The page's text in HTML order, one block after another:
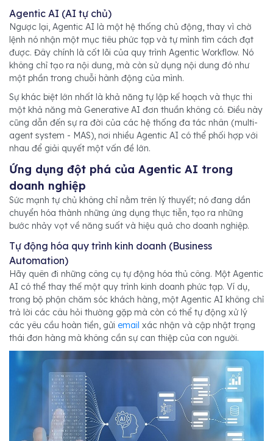
Agentic AI (AI tự chủ)
Ngược lại, Agentic AI là một hệ thống chủ động, thay vì chờ
lệnh nó nhận một mục tiêu phức tạp và tự mình tìm cách đạt
được. Đây chính là cốt lõi của quy trình Agentic Workflow. Nó
không chỉ tạo ra nội dung, mà còn sử dụng nội dung đó như
một phần trong chuỗi hành động của mình.
Sự khác biệt lớn nhất là khả năng tự lập kế hoạch và thực thi
một khả năng mà Generative AI đơn thuần không có. Điều này
cũng dẫn đến sự ra đời của các hệ thống đa tác nhân (multi-
agent system - MAS), nơi nhiều Agentic AI có thể phối hợp với
nhau để giải quyết một vấn đề lớn.
Ứng dụng đột phá của Agentic AI trong
doanh nghiệp
Sức mạnh tự chủ không chỉ nằm trên lý thuyết; nó đang dần
chuyển hóa thành những ứng dụng thực tiễn, tạo ra những
bước nhảy vọt về năng suất và hiệu quả cho doanh nghiệp.
Tự động hóa quy trình kinh doanh (Business
Automation)
Hãy quên đi những công cụ tự động hóa thủ công. Một Agentic
AI có thể thay thế một quy trình kinh doanh phức tạp. Ví dụ,
trong bộ phận chăm sóc khách hàng, một Agentic AI không chỉ
trả lời các câu hỏi thường gặp mà còn có thể tự động xử lý
các yêu cầu hoàn tiền, gửi email xác nhận và cập nhật trạng
thái đơn hàng mà không cần sự can thiệp của con người.